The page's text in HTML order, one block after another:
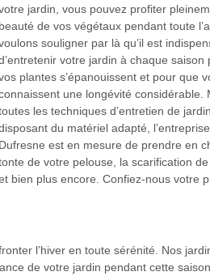
jardin, vous pouvez profiter
beauté de vos végétaux pendant toute
souligner par là qu’il est
votre jardin à chaque saison
plantes s’épanouissent et pour que
une longévité considérable.
les techniques d’entretien de
du matériel adapté,
Dufresne est en mesure de prendre en
de votre pelouse, la scarification
bien plus encore. Confiez-nous votre
l’hiver en toute sérénité. Nos
de votre jardin pendant cette